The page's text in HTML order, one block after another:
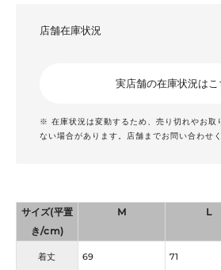
店舗在庫状況
実店舗の在庫状況はこ
※ 在庫状況は変動するため、売り切れやお取
ない場合があります。店舗までお問い合わせく
サイズ(平置
き/cm)
M L
着丈 69 71